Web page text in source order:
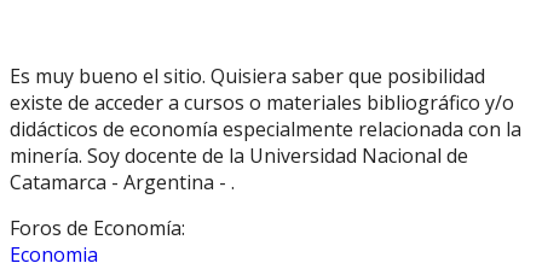
Es muy bueno el sitio. Quisiera saber que posibilidad
existe de acceder a cursos o materiales bibliográfico y/o
didácticos de economía especialmente relacionada con la
minería. Soy docente de la Universidad Nacional de
Catamarca - Argentina - .
Foros de Economía:
Economia